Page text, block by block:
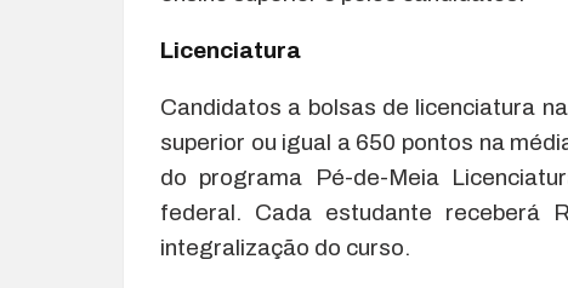
Licenciatura
Candidatos a bolsas de licenciatura
superior ou igual a 650 pontos na
do programa Pé-de-Meia
federal. Cada estudante receberá
integralização do curso.